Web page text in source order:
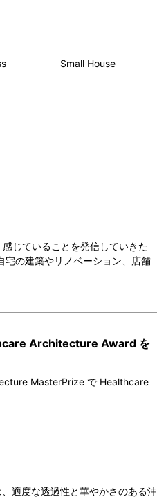
Small House
じていることを発信していきた
宅の建築やリノベーション、店舗
Architecture Award を
MasterPrize で Healthcare
適度な透過性と華やかさのある沖